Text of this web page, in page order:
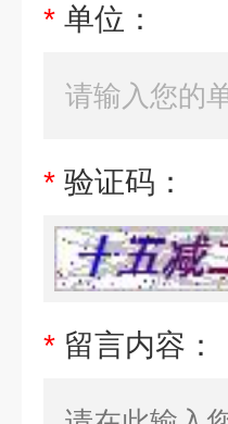
* 单位：
* 验证码：
* 留言内容：